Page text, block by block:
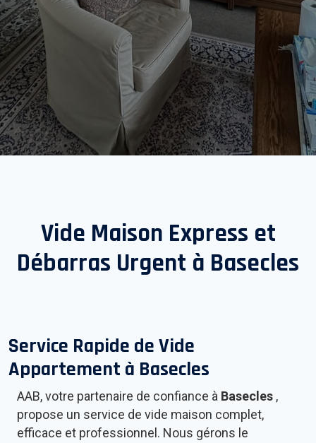
Vide Maison Express et
Débarras Urgent à Basecles
Service Rapide de Vide
Appartement à Basecles
AAB, votre partenaire de confiance à Basecles ,
propose un service de vide maison complet,
efficace et professionnel. Nous gérons le